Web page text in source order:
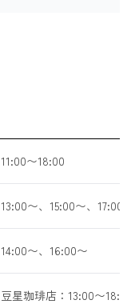
11:00〜18:00
13:00〜、15:00〜、17:00
14:00〜、16:00〜
豆星珈琲店：13:00〜